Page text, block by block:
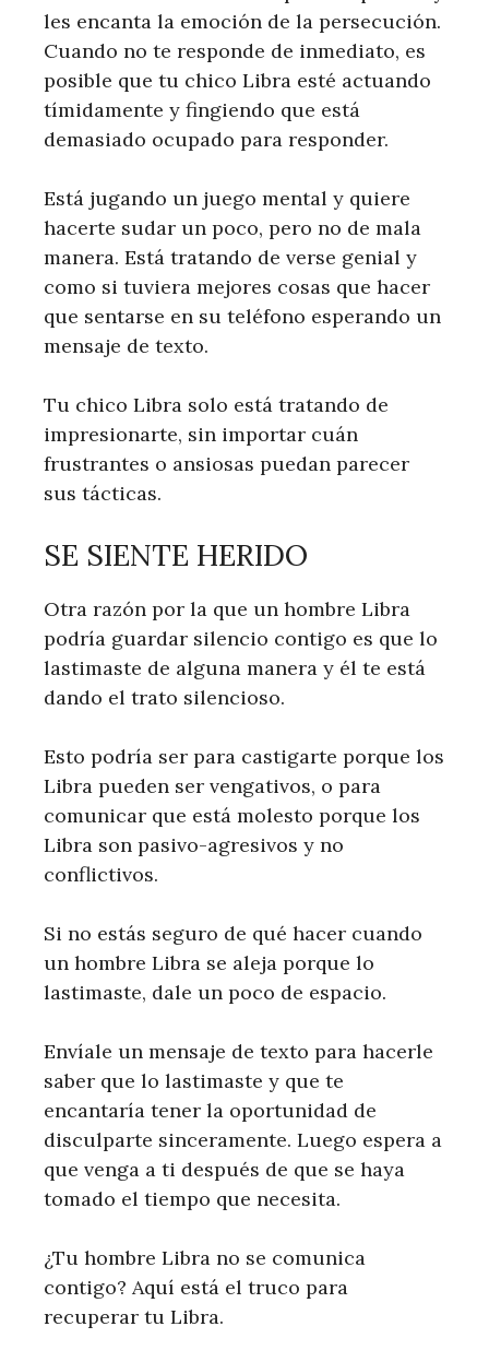
les encanta la emoción de la persecución.
Cuando no te responde de inmediato, es
posible que tu chico Libra esté actuando
tímidamente y fingiendo que está
demasiado ocupado para responder.
Está jugando un juego mental y quiere
hacerte sudar un poco, pero no de mala
manera. Está tratando de verse genial y
como si tuviera mejores cosas que hacer
que sentarse en su teléfono esperando un
mensaje de texto.
Tu chico Libra solo está tratando de
impresionarte, sin importar cuán
frustrantes o ansiosas puedan parecer
sus tácticas.
SE SIENTE HERIDO
Otra razón por la que un hombre Libra
podría guardar silencio contigo es que lo
lastimaste de alguna manera y él te está
dando el trato silencioso.
Esto podría ser para castigarte porque los
Libra pueden ser vengativos, o para
comunicar que está molesto porque los
Libra son pasivo-agresivos y no
conflictivos.
Si no estás seguro de qué hacer cuando
un hombre Libra se aleja porque lo
lastimaste, dale un poco de espacio.
Envíale un mensaje de texto para hacerle
saber que lo lastimaste y que te
encantaría tener la oportunidad de
disculparte sinceramente. Luego espera a
que venga a ti después de que se haya
tomado el tiempo que necesita.
¿Tu hombre Libra no se comunica
contigo? Aquí está el truco para
recuperar tu Libra.